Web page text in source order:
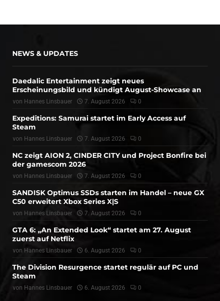
NEWS & UPDATES
Daedalic Entertainment zeigt neues
Erscheinungsbild und kündigt August-Showcase an
von Hannes Linsbauer 7. August 2026 0
Expeditions: Samurai startet im Early Access auf
Steam
von Hannes Linsbauer 7. August 2026 0
NC zeigt AION 2, CINDER CITY und Project Bonfire bei
der gamescom 2026
von Hannes Linsbauer 7. August 2026 0
SANDISK Optimus SSDs starten im Handel – neue GX
C50 erweitert Xbox Series X|S
von Hannes Linsbauer 7. August 2026 0
GTA 6: „An Extended Look“ startet am 27. August
zuerst auf Netflix
von Hannes Linsbauer 6. August 2026 0
The Division Resurgence startet regulär auf PC und
Steam
von Hannes Linsbauer 6. August 2026 0